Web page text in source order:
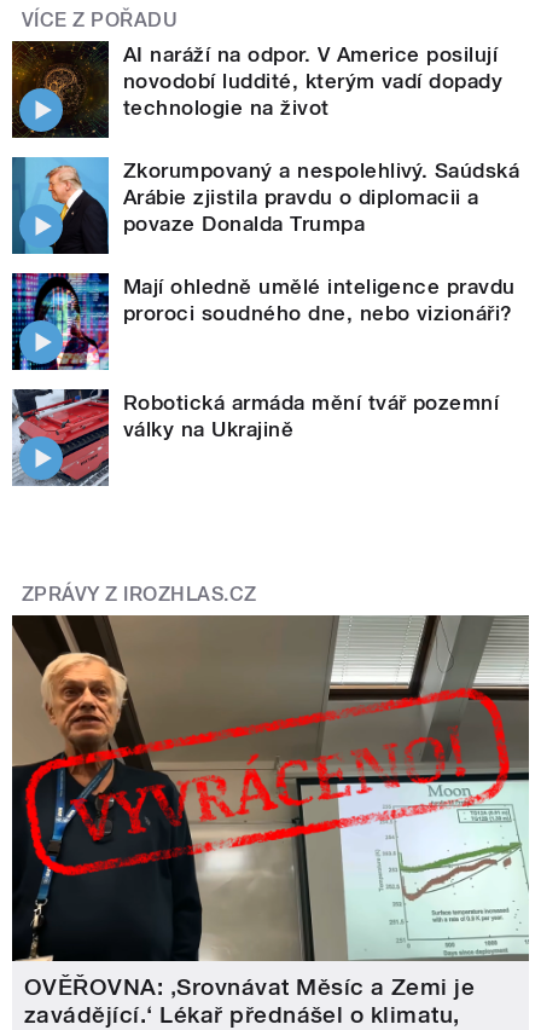
VÍCE Z POŘADU
AI naráží na odpor. V Americe posilují
novodobí luddité, kterým vadí dopady
technologie na život
Zkorumpovaný a nespolehlivý. Saúdská
Arábie zjistila pravdu o diplomacii a
povaze Donalda Trumpa
Mají ohledně umělé inteligence pravdu
proroci soudného dne, nebo vizionáři?
Robotická armáda mění tvář pozemní
války na Ukrajině
ZPRÁVY Z IROZHLAS.CZ
OVĚŘOVNA: ‚Srovnávat Měsíc a Zemi je
zavádějící.‘ Lékař přednášel o klimatu,